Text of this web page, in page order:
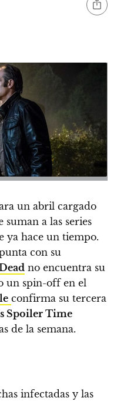
un abril cargado
suman a las series
ya hace un tiempo.
con su
no encuentra su
un spin-off en el
confirma su tercera
Spoiler Time
de la semana.
infectadas y las